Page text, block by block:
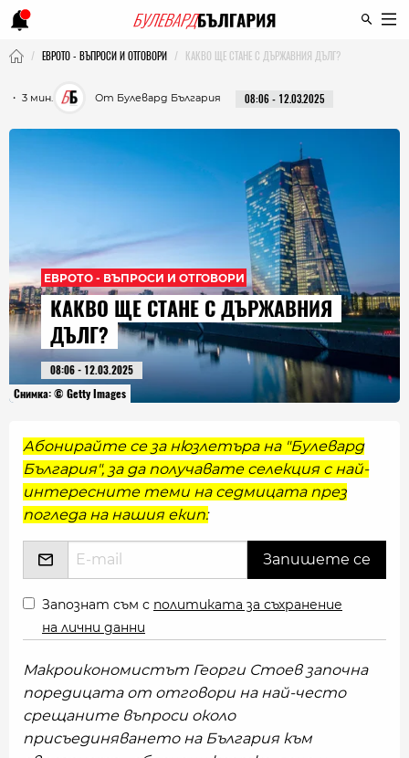
ЕВРОТО - ВЪПРОСИ И ОТГОВОРИ КАКВО ЩЕ СТАНЕ С ДЪРЖАВНИЯ ДЪЛГ?
・ 3 мин. От Булевард България 08:06 - 12.03.2025
ЕВРОТО - ВЪПРОСИ И ОТГОВОРИ
КАКВО ЩЕ СТАНЕ С ДЪРЖАВНИЯ
ДЪЛГ?
08:06 - 12.03.2025
Снимка: © Getty Images
Абонирайте се за нюзлетъра на "Булевард
България", за да получавате селекция с най-
интересните теми на седмицата през
погледа на нашия екип:
Запознат съм с политиката за съхранение
на лични данни
Макроикономистът Георги Стоев започна
поредицата от отговори на най-често
срещаните въпроси около
присъединяването на България към